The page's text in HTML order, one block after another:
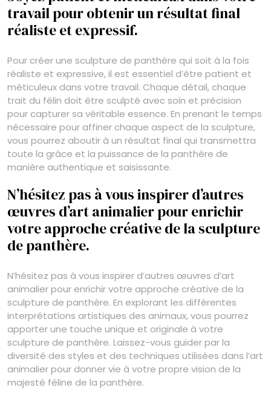
travail pour obtenir un résultat final
réaliste et expressif.
Pour créer une sculpture de panthère qui soit à la fois
réaliste et expressive, il est essentiel d’être patient et
méticuleux dans votre travail. Chaque détail, chaque
trait du félin doit être sculpté avec soin et précision
pour capturer sa véritable essence. En prenant le temps
nécessaire pour affiner chaque aspect de la sculpture,
vous pourrez aboutir à un résultat final qui transmettra
toute la grâce et la puissance de la panthère de
manière authentique et saisissante.
N’hésitez pas à vous inspirer d’autres
œuvres d’art animalier pour enrichir
votre approche créative de la sculpture
de panthère.
N’hésitez pas à vous inspirer d’autres œuvres d’art
animalier pour enrichir votre approche créative de la
sculpture de panthère. En explorant les différentes
interprétations artistiques des animaux, vous pourrez
apporter une touche unique et originale à votre
sculpture de panthère. Laissez-vous guider par la
diversité des styles et des techniques utilisées dans l’art
animalier pour donner vie à votre propre vision de la
majesté féline de la panthère.